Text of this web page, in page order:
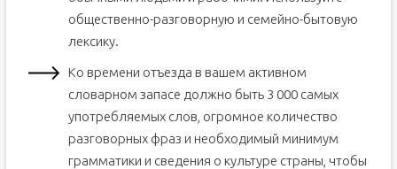
общественно-разговорную и семейно-бытовую
лексику.
Ко времени отъезда в вашем активном
словарном запасе должно быть 3 000 самых
употребляемых слов, огромное количество
разговорных фраз и необходимый минимум
грамматики и сведения о культуре страны, чтобы